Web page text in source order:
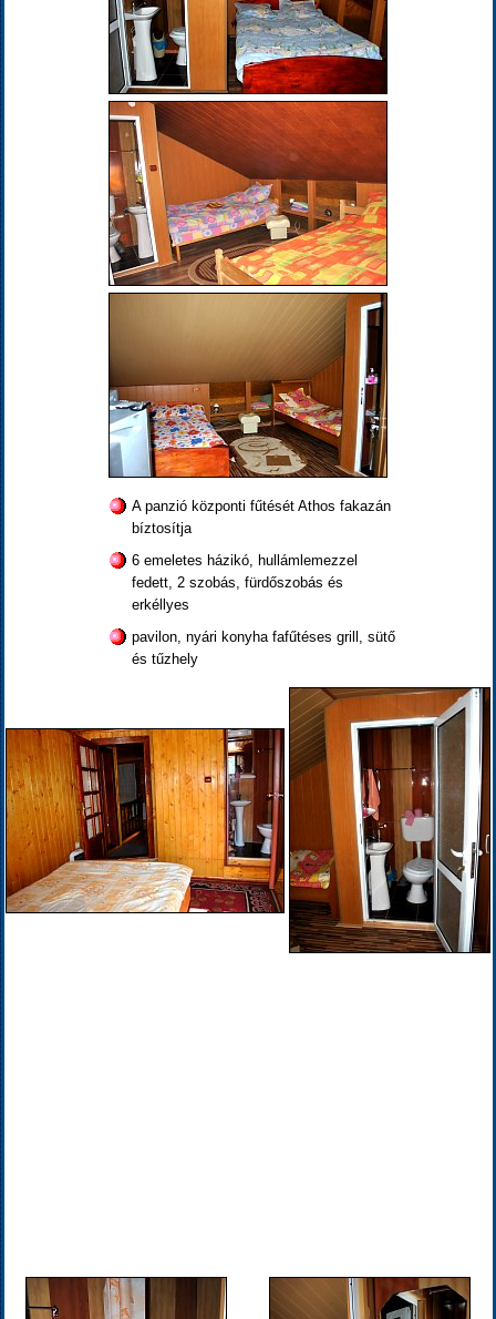
A panzió központi fűtését Athos fakazán
bíztosítja
6 emeletes házikó, hullámlemezzel
fedett, 2 szobás, fürdőszobás és
erkéllyes
pavilon, nyári konyha fafűtéses grill, sütő
és tűzhely